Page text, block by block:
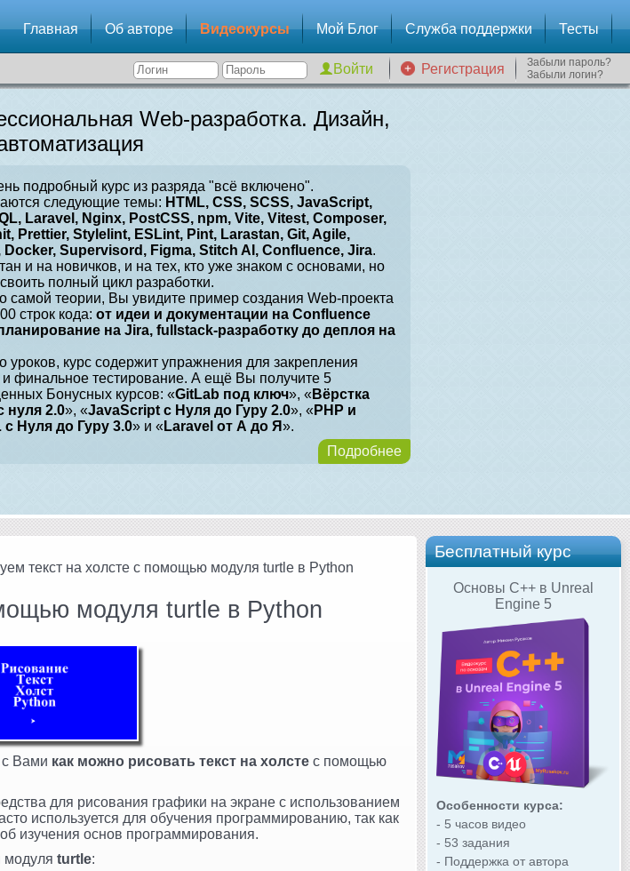
Главная Об авторе Видеокурсы Мой Блог Служба поддержки Тесты
Регистрация
Забыли пароль?
Забыли логин?
Web-разработка. Дизайн,
подробный курс из разряда "всё включено".
следующие темы: HTML, CSS, SCSS, JavaScript,
Laravel, Nginx, PostCSS, npm, Vite, Vitest, Composer,
Prettier, Stylelint, ESLint, Pint, Larastan, Git, Agile,
Docker, Supervisord, Figma, Stitch AI, Confluence, Jira.
и на новичков, и на тех, кто уже знаком с основами, но
полный цикл разработки.
самой теории, Вы увидите пример создания Web-проекта
строк кода: от идеи и документации на Confluence
на Jira, fullstack-разработку до деплоя на
уроков, курс содержит упражнения для закрепления
и финальное тестирование. А ещё Вы получите 5
Бонусных курсов: «GitLab под ключ», « Вёрстка
нуля 2.0», «JavaScript с Нуля до Гуру 2.0», «PHP и
с Нуля до Гуру 3.0» и « Laravel от А до Я».
Подробнее
Бесплатный курс
Основы C++ в Unreal
Engine 5
Особенности курса:
- 5 часов видео
- 53 задания
- Поддержка от автора
текст на холсте с помощью модуля turtle в Python
модуля turtle в Python
с Вами как можно рисовать текст на холсте с помощью
для рисования графики на экране с использованием
используется для обучения программированию, так как
изучения основ программирования.
модуля turtle: